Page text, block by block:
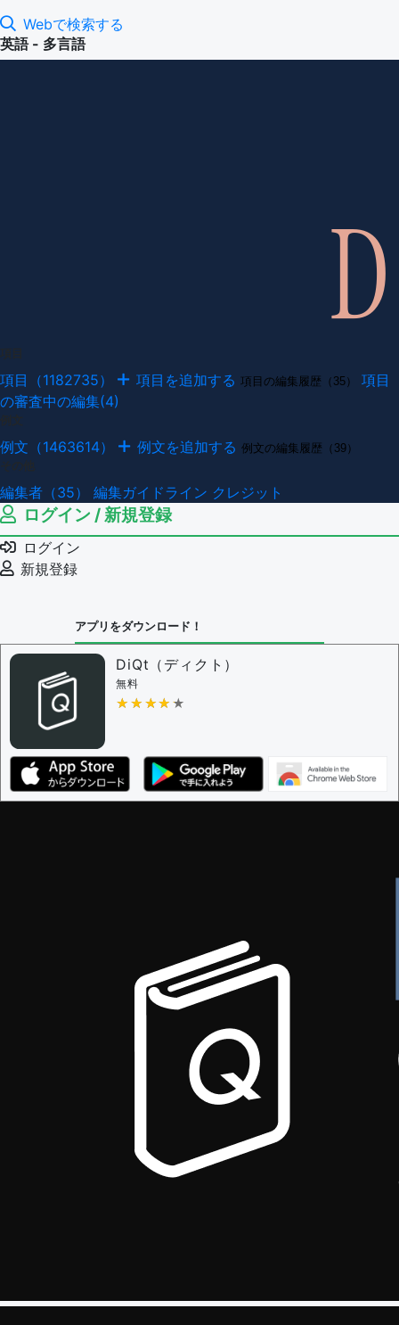
Webで検索する
英語 - 多言語
項目（1182735） 項目を追加する 項目の編集履歴（35）
項目
の審査中の編集(4)
例文（1463614） 例文を追加する 例文の編集履歴（39）
編集者（35） 編集ガイドライン クレジット
ログイン / 新規登録
ログイン
新規登録
アプリをダウンロード！
DiQt（ディクト）
無料
★★★★★
★★★★★